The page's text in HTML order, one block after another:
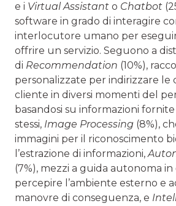
e i Virtual Assistant o Chatbot
software in grado di interagire
interlocutore umano per
offrire un servizio. Seguono a
di Recommendation (10%),
personalizzate per indirizzare le
cliente in diversi momenti del
basandosi su informazioni
stessi, Image Processing (8%),
immagini per il riconoscimento
l’estrazione di informazioni,
(7%), mezzi a guida autonoma in
percepire l’ambiente esterno e
manovre di conseguenza, e